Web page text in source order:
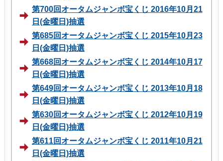
第700回オータムジャンボ宝くじ 2016年10月21
日(金曜日)抽選
第685回オータムジャンボ宝くじ 2015年10月23
日(金曜日)抽選
第668回オータムジャンボ宝くじ 2014年10月17
日(金曜日)抽選
第649回オータムジャンボ宝くじ 2013年10月18
日(金曜日)抽選
第630回オータムジャンボ宝くじ 2012年10月19
日(金曜日)抽選
第611回オータムジャンボ宝くじ 2011年10月21
日(金曜日)抽選